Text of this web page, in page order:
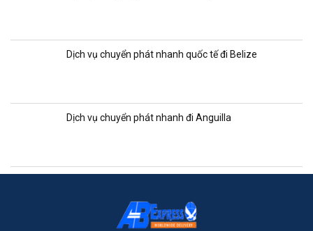
Dịch vụ chuyển phát nhanh quốc tế đi Belize
Dịch vụ chuyển phát nhanh đi Anguilla